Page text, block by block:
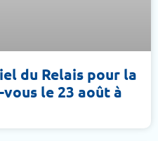
du Relais pour la
le 23 août à